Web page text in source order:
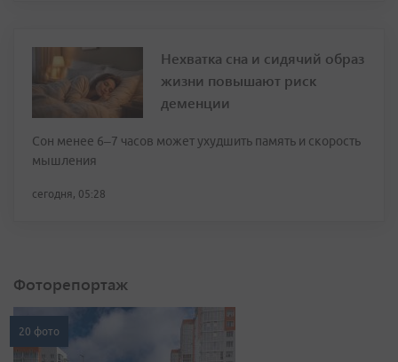
Нехватка сна и сидячий образ
жизни повышают риск
деменции
Сон менее 6–7 часов может ухудшить память и скорость
мышления
сегодня, 05:28
Фоторепортаж
20 фото